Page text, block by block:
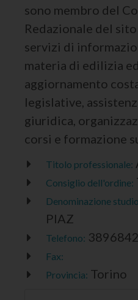
sono membro del
Redazionale del
servizi di
materia di edilizia
aggiornamento
legislative,
giuridica,
corsi e formazione
Titolo professionale:
Consiglio dell'ordine:
Denominazione
PIAZ
Telefono:
Fax:
Provincia: Torino